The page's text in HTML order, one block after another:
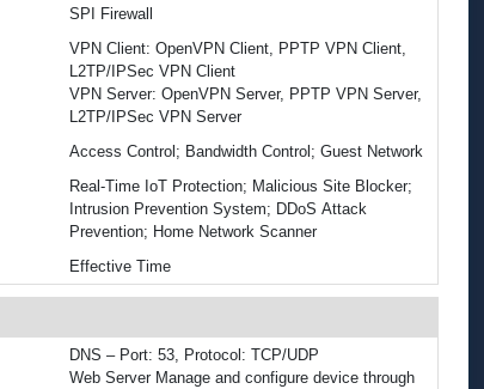
SPI Firewall
VPN Client: OpenVPN Client, PPTP VPN Client,
L2TP/IPSec VPN Client
VPN Server: OpenVPN Server, PPTP VPN Server,
L2TP/IPSec VPN Server
Access Control; Bandwidth Control; Guest Network
Real-Time IoT Protection; Malicious Site Blocker;
Intrusion Prevention System; DDoS Attack
Prevention; Home Network Scanner
Effective Time
DNS – Port: 53, Protocol: TCP/UDP
Web Server Manage and configure device through